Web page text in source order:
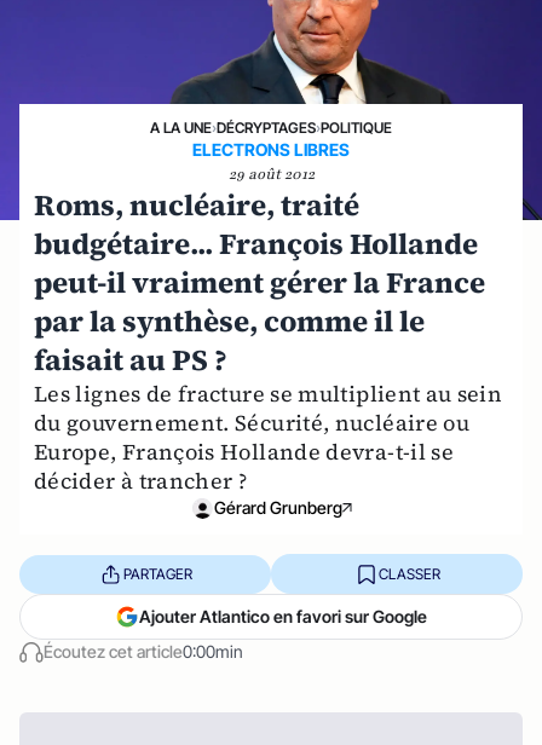
A LA UNE›DÉCRYPTAGES›POLITIQUE
ELECTRONS LIBRES
29 août 2012
Roms, nucléaire, traité
budgétaire... François Hollande
peut-il vraiment gérer la France
par la synthèse, comme il le
faisait au PS ?
Les lignes de fracture se multiplient au sein
du gouvernement. Sécurité, nucléaire ou
Europe, François Hollande devra-t-il se
décider à trancher ?
Gérard Grunberg
Écoutez cet article0:00min
PARTAGER CLASSER
Ajouter Atlantico en favori sur Google